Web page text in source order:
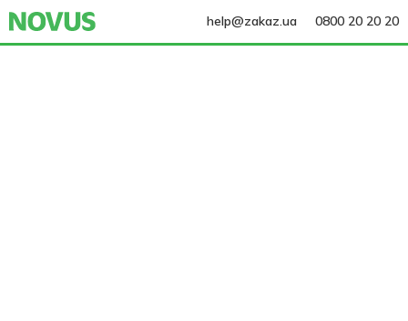
help@zakaz.ua 0800 20 20 20